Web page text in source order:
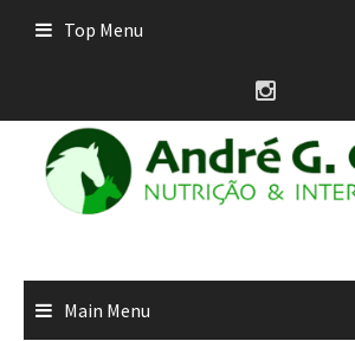
Top Menu
Main Menu